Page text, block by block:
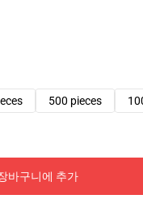
500 pieces
바구니에 추가